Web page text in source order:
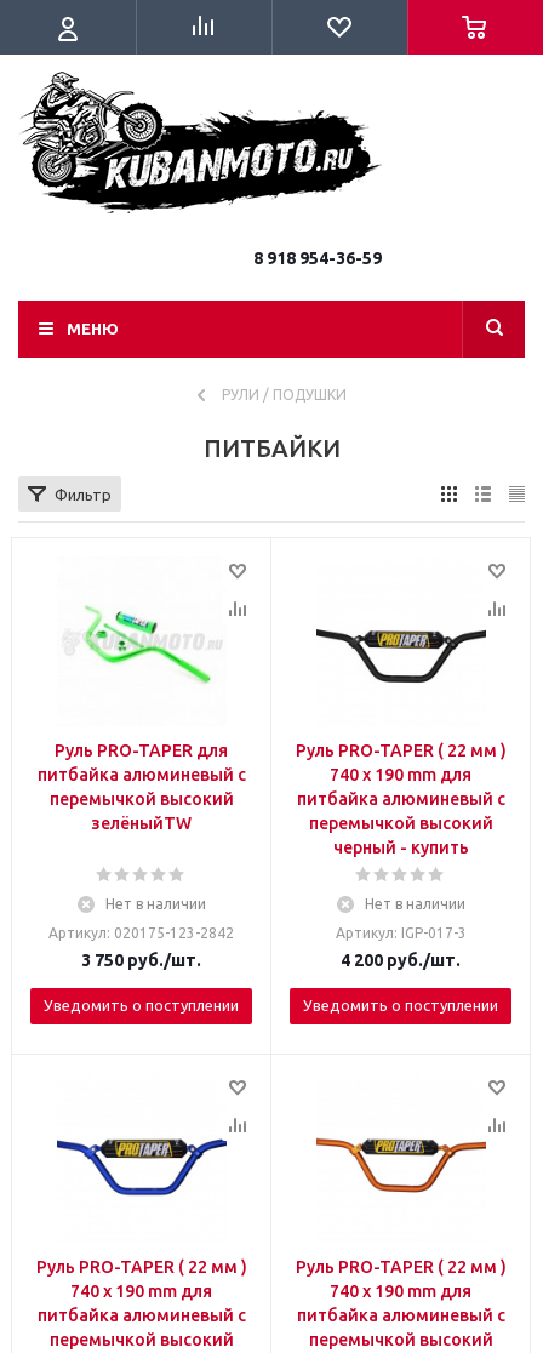
8 918 954-36-59
МЕНЮ
РУЛИ / ПОДУШКИ
ПИТБАЙКИ
Фильтр
Руль PRO-TAPER для
питбайка алюминевый с
перемычкой высокий
зелёныйTW
Нет в наличии
Артикул: 020175-123-2842
3 750 руб./шт.
Уведомить о поступлении
Руль PRO-TAPER ( 22 мм )
740 х 190 mm для
питбайка алюминевый с
перемычкой высокий
черный - купить
Нет в наличии
Артикул: IGP-017-3
4 200 руб./шт.
Уведомить о поступлении
Руль PRO-TAPER ( 22 мм )
740 х 190 mm для
питбайка алюминевый с
перемычкой высокий
Руль PRO-TAPER ( 22 мм )
740 х 190 mm для
питбайка алюминевый с
перемычкой высокий